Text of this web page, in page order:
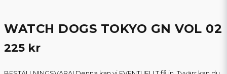
WATCH DOGS TOKYO GN VOL 02
225 kr